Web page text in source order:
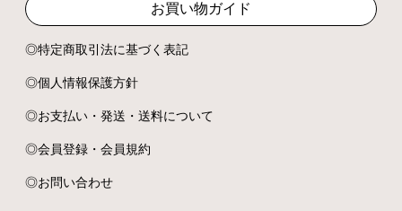
お買い物ガイド
特定商取引法に基づく表記
個人情報保護方針
お支払い・発送・送料について
会員登録・会員規約
お問い合わせ